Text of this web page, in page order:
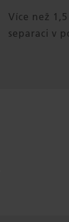
Více než
separaci v